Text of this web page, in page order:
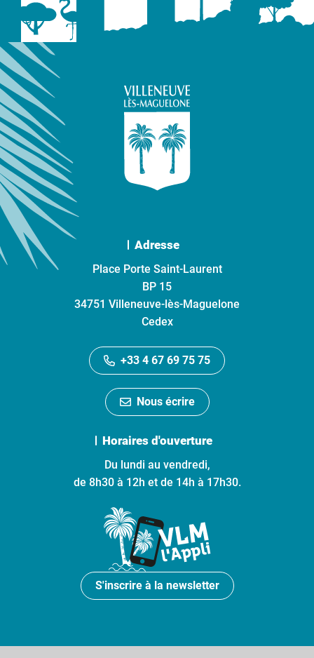
Adresse
Place Porte Saint-Laurent
BP 15
34751 Villeneuve-lès-Maguelone
Cedex
+33 4 67 69 75 75
Nous écrire
Horaires d'ouverture
Du lundi au vendredi,
de 8h30 à 12h et de 14h à 17h30.
S'inscrire à la newsletter